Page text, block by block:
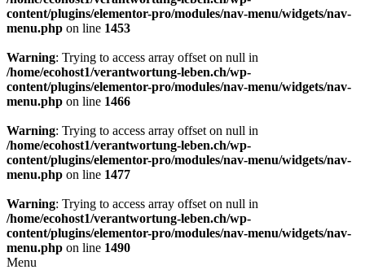
content/plugins/elementor-pro/modules/nav-menu/widgets/nav-
menu.php on line 1453
Warning: Trying to access array offset on null in
/home/ecohost1/verantwortung-leben.ch/wp-
content/plugins/elementor-pro/modules/nav-menu/widgets/nav-
menu.php on line 1466
Warning: Trying to access array offset on null in
/home/ecohost1/verantwortung-leben.ch/wp-
content/plugins/elementor-pro/modules/nav-menu/widgets/nav-
menu.php on line 1477
Warning: Trying to access array offset on null in
/home/ecohost1/verantwortung-leben.ch/wp-
content/plugins/elementor-pro/modules/nav-menu/widgets/nav-
menu.php on line 1490
Menu